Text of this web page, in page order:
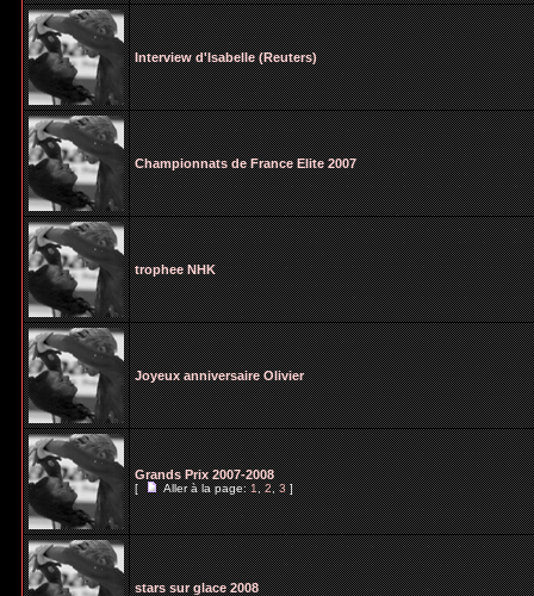
Interview d'Isabelle (Reuters)
Championnats de France Elite 2007
trophee NHK
Joyeux anniversaire Olivier
Grands Prix 2007-2008
[ Aller à la page:1,2,3]
stars sur glace 2008